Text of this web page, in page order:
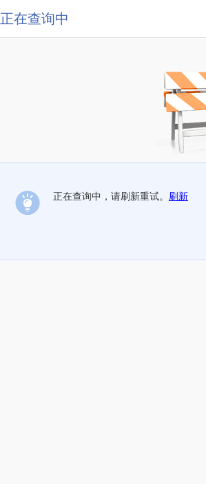
正在查询中
正在查询中，请刷新重试。 刷新